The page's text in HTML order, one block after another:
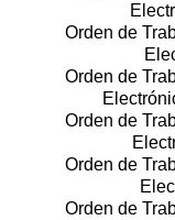
Orden de
Orden de
Orden de
Orden de
Orden de